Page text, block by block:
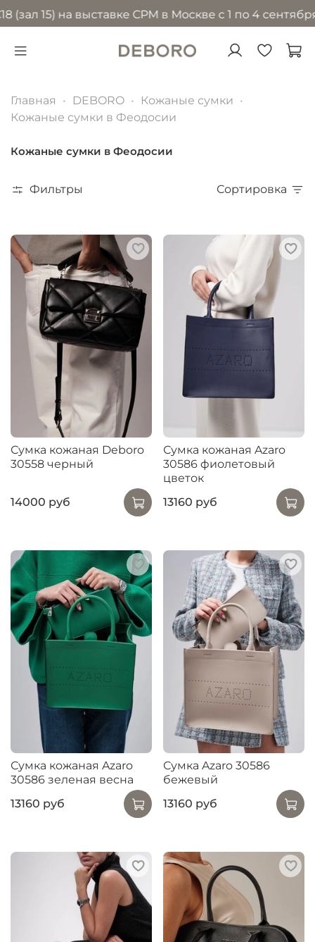
на выставке CPM в Москве с 1 по 4 сентября
Главная DEBORO
Кожаные сумки
Кожаные сумки в Феодосии
Кожаные сумки в Феодосии
Фильтры Сортировка
Сумка кожаная Deboro
30558 черный
14000 руб
Сумка кожаная Azaro
30586 фиолетовый
цветок
13160 руб
Сумка кожаная Azaro
30586 зеленая весна
13160 руб
Сумка Azaro 30586
бежевый
13160 руб